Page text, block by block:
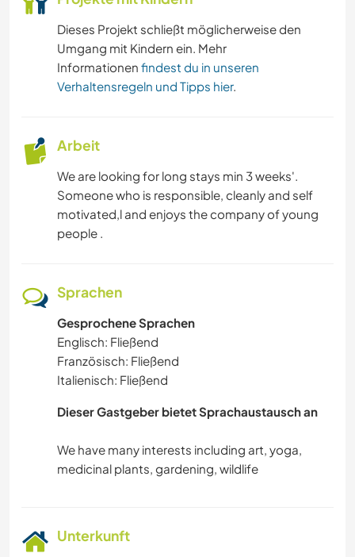
Dieses Projekt schließt möglicherweise den
Umgang mit Kindern ein. Mehr
Informationen findest du in unseren
Verhaltensregeln und Tipps hier.
Arbeit
We are looking for long stays min 3 weeks'.
Someone who is responsible, cleanly and self
motivated,l and enjoys the company of young
people .
Sprachen
Gesprochene Sprachen
Englisch: Fließend
Französisch: Fließend
Italienisch: Fließend
Dieser Gastgeber bietet Sprachaustausch an
We have many interests including art, yoga,
Unterkunft